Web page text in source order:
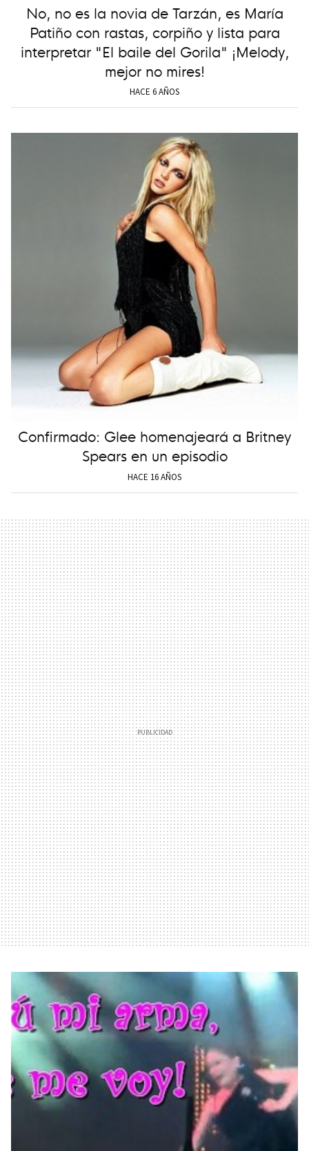
No, no es la novia de Tarzán, es María
Patiño con rastas, corpiño y lista para
interpretar "El baile del Gorila" ¡Melody,
mejor no mires!
HACE 6 AÑOS
Confirmado: Glee homenajeará a Britney
Spears en un episodio
HACE 16 AÑOS